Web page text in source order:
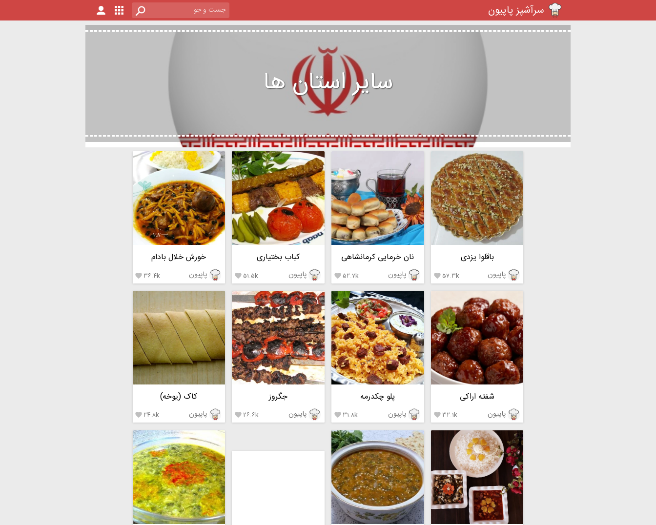
سرآشپز پاپیون
سایر استان ها
باقلوا یزدی
پاپیون ۵۷.۳k 
نان خرمایی کرمانشاهی
پاپیون ۵۲.۷k 
کباب بختیاری
پاپیون ۵۱.۵k 
خورش خلال بادام
پاپیون ۳۶.۴k 
شفته اراکی
پاپیون ۳۲.۱k
پلو چکدرمه
پاپیون ۳۱.۸k
جگروز
پاپیون ۲۶.۶k 
کاک (یوخه)
پاپیون ۲۴.۸k 